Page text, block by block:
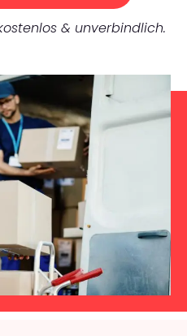
& unverbindlich.